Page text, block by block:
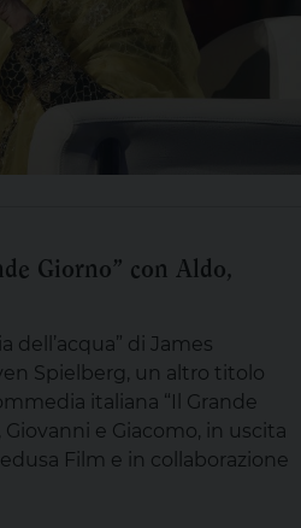
Giorno” con Aldo,
dell’acqua” di James
Spielberg, un altro titolo
italiana “Il Grande
e Giacomo, in uscita
Film e in collaborazione